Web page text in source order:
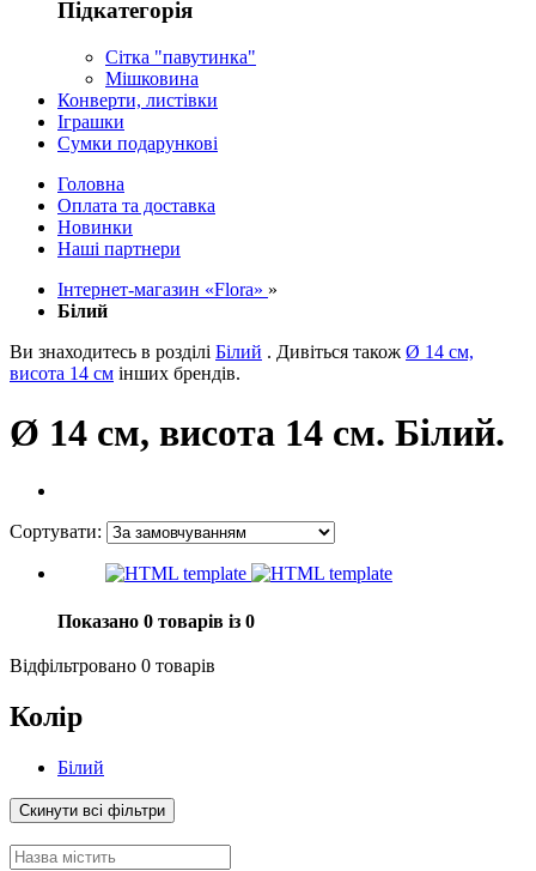
Підкатегорія
Сітка "павутинка"
Мішковина
Конверти, листівки
Іграшки
Сумки подарункові
Головна
Оплата та доставка
Новинки
Наші партнери
Інтернет-магазин «Flora» »
Білий
Ви знаходитесь в розділі Білий . Дивіться також Ø 14 см,
висота 14 см інших брендів.
Ø 14 см, висота 14 см. Білий.
Сортувати:
Показано 0 товарів із 0
Відфільтровано 0 товарів
Колір
Білий
Скинути всі фільтри